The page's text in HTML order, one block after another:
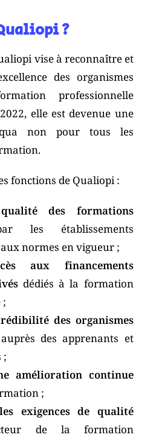
?
vise à reconnaître et
des organismes
professionnelle
elle est devenue une
non pour tous les
fonctions de Qualiopi :
des formations
les établissements
normes en vigueur ;
aux financements
dédiés à la formation
;
des organismes
des apprenants et
;
amélioration continue
;
exigences de qualité
de la formation